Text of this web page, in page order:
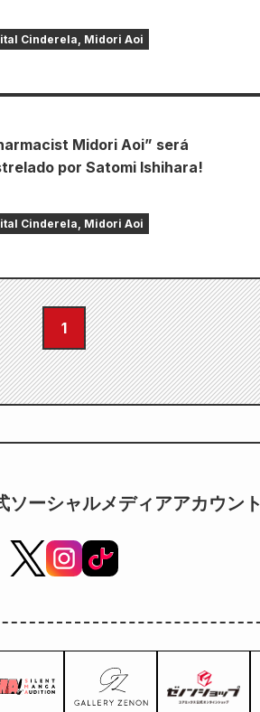
Cinderela, Midori Aoi
Midori Aoi” será
por Satomi Ishihara!
Cinderela, Midori Aoi
1
ソーシャルメディアアカウント